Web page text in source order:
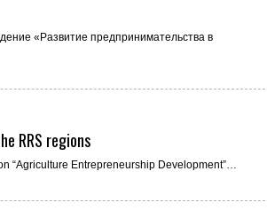
«Развитие предпринимательства в
RRS regions
“Agriculture Entrepreneurship Development”…